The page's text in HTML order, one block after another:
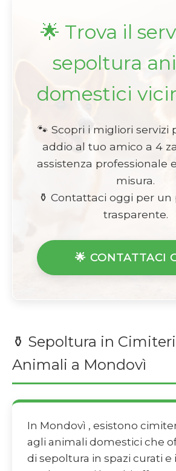
🌟 Trova il
sepoltura
domestici
🐾 Scopri i migliori servizi
addio al tuo amico a 4
assistenza professionale
misura.
⚱️ Contattaci oggi per un
trasparente.
🌟 CONTATTACI
⚱️ Sepoltura in
Animali a Mondovì
In Mondovì , esistono
agli animali domestici che
di sepoltura in spazi curati